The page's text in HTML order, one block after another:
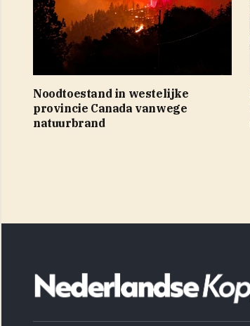
Noodtoestand in westelijke
provincie Canada vanwege
natuurbrand